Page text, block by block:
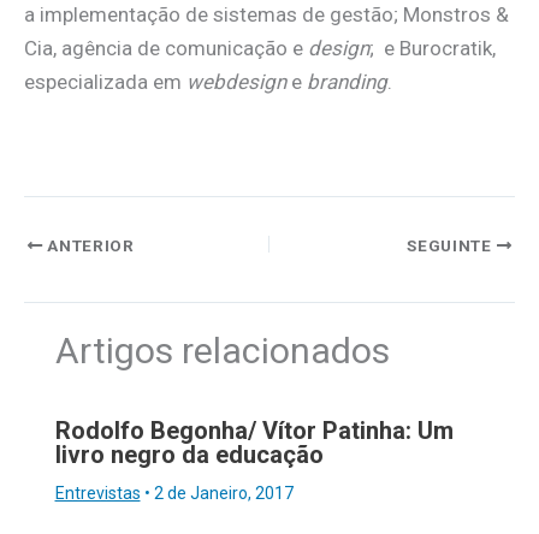
a implementação de sistemas de gestão; Monstros &
Cia, agência de comunicação e design; e Burocratik,
especializada em webdesigne branding.
ANTERIOR SEGUINTE
Artigos relacionados
Rodolfo Begonha/ Vítor Patinha: Um
livro negro da educação
Entrevistas • 2 de Janeiro, 2017